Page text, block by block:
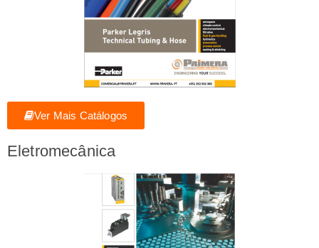
Ver Mais Catálogos
Eletromecânica